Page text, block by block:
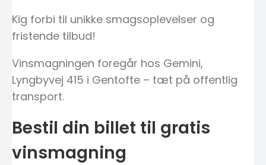
Kig forbi til unikke smagsoplevelser og
fristende tilbud!
Vinsmagningen foregår hos Gemini,
Lyngbyvej 415 i Gentofte – tæt på offentlig
transport.
Bestil din billet til gratis
vinsmagning